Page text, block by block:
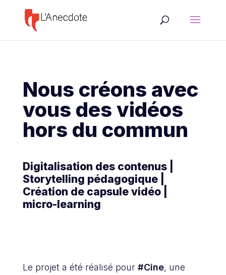
Nous créons avec
vous des vidéos
hors du commun
Digitalisation des contenus |
Storytelling pédagogique |
Création de capsule vidéo |
micro-learning
Le projet a été réalisé pour #Cine, une